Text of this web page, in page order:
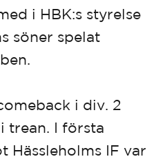
i HBK:s styrelse
söner spelat
i div. 2
trean. I första
Hässleholms IF var